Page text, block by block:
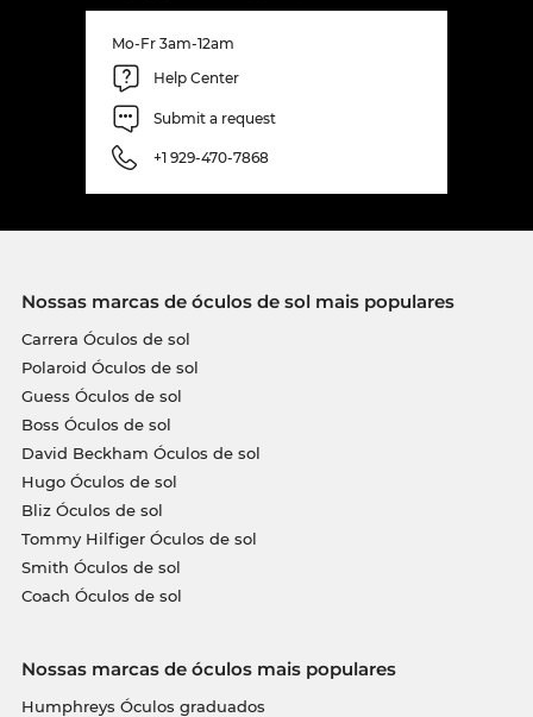
Mo-Fr 3am-12am
Help Center
Submit a request
+1 929-470-7868
Nossas marcas de óculos de sol mais populares
Carrera Óculos de sol
Polaroid Óculos de sol
Guess Óculos de sol
Boss Óculos de sol
David Beckham Óculos de sol
Hugo Óculos de sol
Bliz Óculos de sol
Tommy Hilfiger Óculos de sol
Smith Óculos de sol
Coach Óculos de sol
Nossas marcas de óculos mais populares
Humphreys Óculos graduados